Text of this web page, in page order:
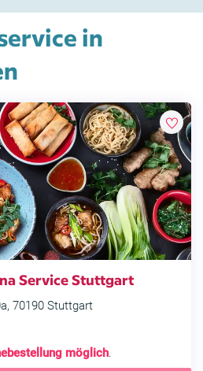
in
Service Stuttgart
70190 Stuttgart
möglich.